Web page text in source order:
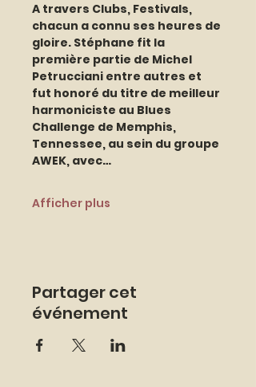
A travers Clubs, Festivals,
chacun a connu ses heures de
gloire. Stéphane fit la
première partie de Michel
Petrucciani entre autres et
fut honoré du titre de meilleur
harmoniciste au Blues
Challenge de Memphis,
Tennessee, au sein du groupe
AWEK, avec…
Afficher plus
Partager cet
événement